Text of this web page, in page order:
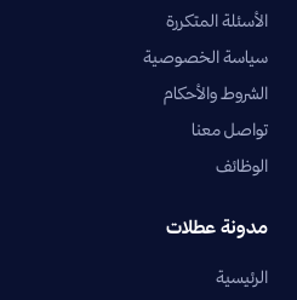
الأسئلة المتكررة
سياسة الخصوصية
الشروط والأحكام
تواصل معنا
الوظائف
مدونة عطلات
الرئيسية